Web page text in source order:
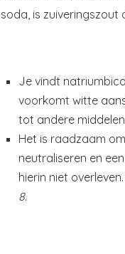
soda, is zuiveringszout
Je vindt
voorkomt witte
tot andere
Het is raadzaam
neutraliseren en
hierin niet
8.